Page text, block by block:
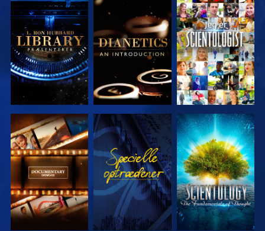
UDFORSK
SERIEN
UDFORSK
SERIEN
SE
UDFORSK
SERIEN
SE
UDFORSK
SERIEN